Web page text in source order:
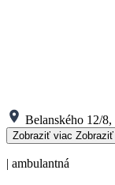
Belanského 12/
Zobraziť viac Zobraziť
| ambulantná